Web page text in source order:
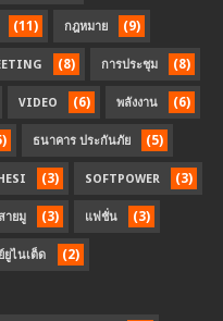
(11) กฎหมาย (9)
(8) การประชุม (8)
VIDEO (6) พลังงาน (6)
ธนาคาร ประกันภัย (5)
(3) SOFTPOWER (3)
สายมู (3) แฟชั่น (3)
ยูไนเต็ด (2)